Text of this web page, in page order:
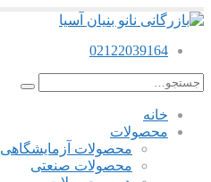
02122039164
خانه
محصولات
محصولات آزمایشگاهی
محصولات صنعتی